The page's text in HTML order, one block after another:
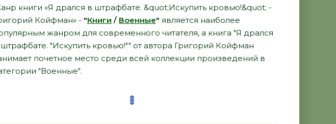
книги «Я дрался в штрафбате. &quot;Искупить кровью!&quot; -
Койфман» - "Книги / Военные" является наиболее
жанром для современного читателя, а книга "Я дрался
"Искупить кровью!"" от автора Григорий Койфман
почетное место среди всей коллекции произведений в
"Военные".